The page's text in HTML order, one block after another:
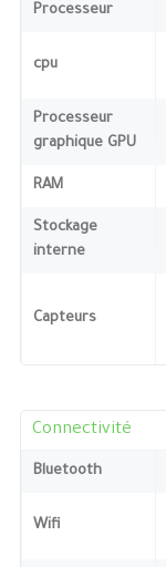
Processeur
cpu
Processeur
graphique GPU
RAM
Stockage
interne
Capteurs
Connectivité
Bluetooth
Wifi